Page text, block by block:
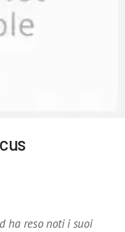
ha reso noti i suoi